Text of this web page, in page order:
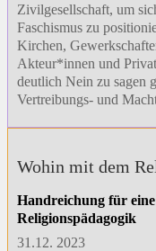
Zivilgesellschaft, um
Faschismus zu
Kirchen,
Akteur*innen und
deutlich Nein zu sagen
Vertreibungs- und
Wohin mit dem
Handreichung für
Religionspädagogik
31.12. 2023